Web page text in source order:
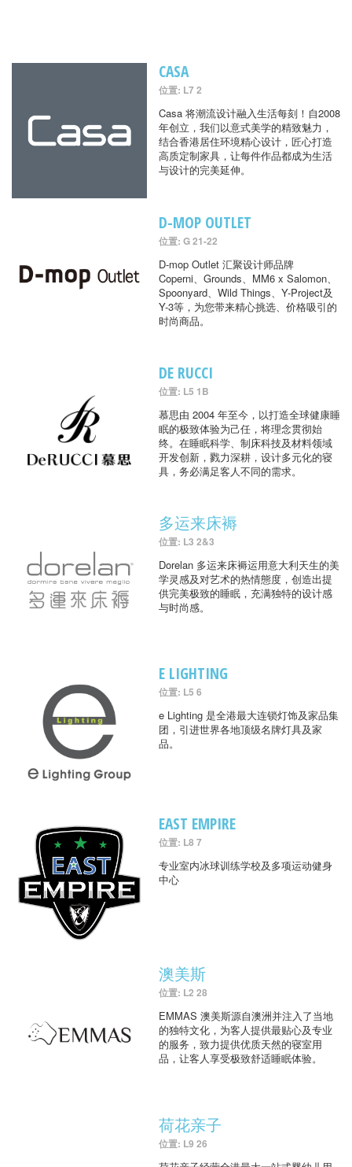
CASA
位置: L7 2
Casa 将潮流设计融入生活每刻！自2008
年创立，我们以意式美学的精致魅力，
结合香港居住环境精心设计，匠心打造
高质定制家具，让每件作品都成为生活
与设计的完美延伸。
D-MOP OUTLET
位置: G 21-22
D-mop Outlet 汇聚设计师品牌
Coperni、Grounds、MM6 x Salomon、
Spoonyard、Wild Things、Y-Project及
Y-3等，为您带来精心挑选、价格吸引的
时尚商品。
DE RUCCI
位置: L5 1B
慕思由 2004 年至今，以打造全球健康睡
眠的极致体验为己任，将理念贯彻始
终。在睡眠科学、制床科技及材料领域
开发创新，戮力深耕，设计多元化的寝
具，务必满足客人不同的需求。
多运来床褥
位置: L3 2&3
Dorelan 多运来床褥运用意大利天生的美
学灵感及对艺术的热情態度，创造出提
供完美极致的睡眠，充满独特的设计感
与时尚感。
E LIGHTING
位置: L5 6
e Lighting 是全港最大连锁灯饰及家品集
团，引进世界各地顶级名牌灯具及家
品。
EAST EMPIRE
位置: L8 7
专业室内冰球训练学校及多项运动健身
中心
澳美斯
位置: L2 28
EMMAS 澳美斯源自澳洲并注入了当地
的独特文化，为客人提供最贴心及专业
的服务，致力提供优质天然的寝室用
品，让客人享受极致舒适睡眠体验。
荷花亲子
位置: L9 26